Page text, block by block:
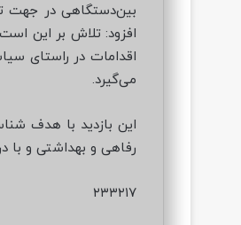
بین‌دستگاهی در جهت
افزود: تلاش بر این
اقدامات در راستای
می‌گیرد.
این بازدید با هدف
رفاهی و بهداشتی و
۲۳۳۲۱۷